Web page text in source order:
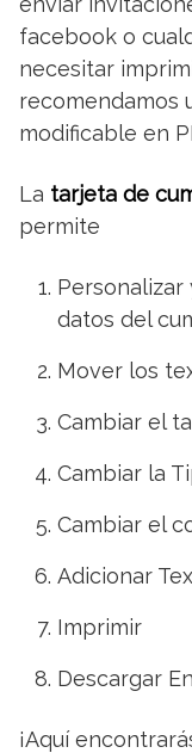
facebook o
necesitar
recomendamos
modificable en
La tarjeta de
permite
datos del
Mover los
Cambiar el
Cambiar la
Cambiar el
Adicionar
Imprimir
Descargar
¡Aquí